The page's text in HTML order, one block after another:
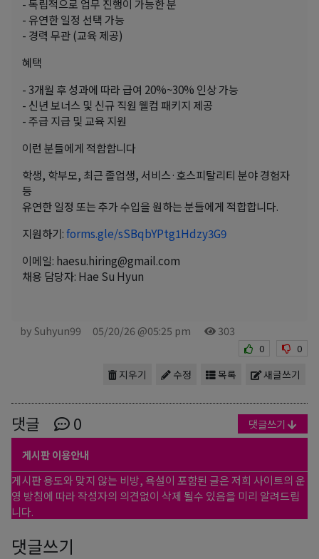
- 독립적으로 업무 진행이 가능한 분
- 유연한 일정 선택 가능
- 경력 무관 (교육 제공)
혜택
- 3개월 후 성과에 따라 급여 20%~30% 인상 가능
- 신년 보너스 및 신규 직원 웰컴 패키지 제공
- 주급 지급 및 교육 지원
이런 분들에게 적합합니다
학생, 학부모, 최근 졸업생, 서비스·호스피탈리티 분야 경험자
등
유연한 일정 또는 추가 수입을 원하는 분들에게 적합합니다.
지원하기:forms.gle/sSBqbYPtg1Hdzy3G9
이메일: haesu.hiring@gmail.com
채용 담당자: Hae Su Hyun
by Suhyun99 05/20/26 @05:25 pm 303
0 0
새글쓰기
목록
수정
지우기
댓글 0 댓글쓰기
게시판 이용안내
게시판 용도와 맞지 않는 비방, 욕설이 포함된 글은 저희 사이트의 운
영 방침에 따라 작성자의 의견없이 삭제 될수 있음을 미리 알려드립
니다.
댓글쓰기